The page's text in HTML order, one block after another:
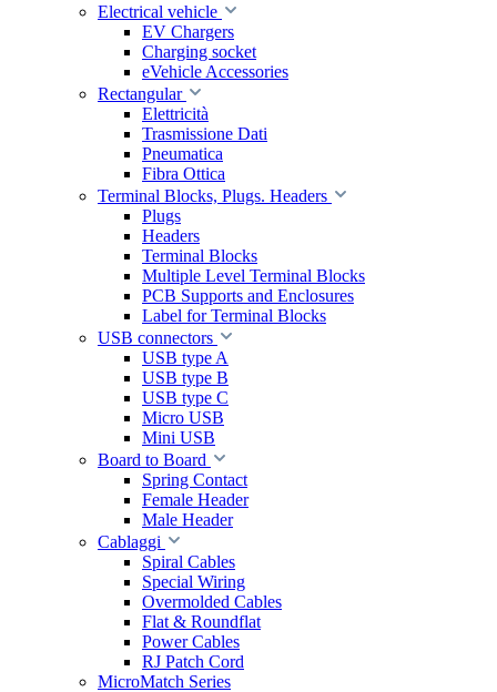
Electrical vehicle
EV Chargers
Charging socket
eVehicle Accessories
Rectangular
Elettricità
Trasmissione Dati
Pneumatica
Fibra Ottica
Terminal Blocks, Plugs. Headers
Plugs
Headers
Terminal Blocks
Multiple Level Terminal Blocks
PCB Supports and Enclosures
Label for Terminal Blocks
USB connectors
USB type A
USB type B
USB type C
Micro USB
Mini USB
Board to Board
Spring Contact
Female Header
Male Header
Cablaggi
Spiral Cables
Special Wiring
Overmolded Cables
Flat & Roundflat
Power Cables
RJ Patch Cord
MicroMatch Series